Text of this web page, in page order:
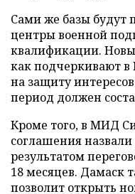
Сами же базы будут
центры военной
квалификации.
как подчеркивают
на защиту
период должен
Кроме того, в МИД
соглашения
результатом
18 месяцев. Дамаск
позволит открыть